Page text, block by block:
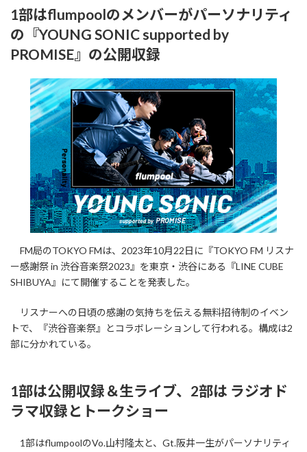
新
時
:
1部はflumpoolのメンバーがパーソナリティ
の『YOUNG SONIC supported by
PROMISE』の公開収録
FM局のTOKYO FMは、2023年10月22日に『TOKYO FM リスナ
ー感謝祭 in 渋谷音楽祭2023』を東京・渋谷にある『LINE CUBE
SHIBUYA』にて開催することを発表した。
リスナーへの日頃の感謝の気持ちを伝える無料招待制のイベン
トで、『渋谷音楽祭』とコラボレーションして行われる。構成は2
部に分かれている。
1部は公開収録＆生ライブ、2部は ラジオド
ラマ収録とトークショー
1部はflumpoolのVo.山村隆太と、Gt.阪井一生がパーソナリティ